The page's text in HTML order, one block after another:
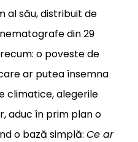
al său, distribuit de
din 29
o poveste de
ar putea însemna
climatice, alegerile
aduc în prim plan o
o bază simplă: Ce ar